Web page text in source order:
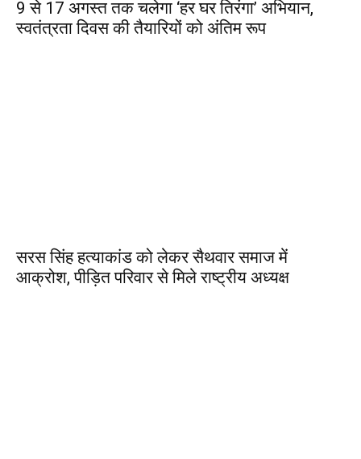
9 से 17 अगस्त तक चलेगा ‘हर घर तिरंगा’ अभियान,
स्वतंत्रता दिवस की तैयारियों को अंतिम रूप
सरस सिंह हत्याकांड को लेकर सैथवार समाज में
आक्रोश, पीड़ित परिवार से मिले राष्ट्रीय अध्यक्ष